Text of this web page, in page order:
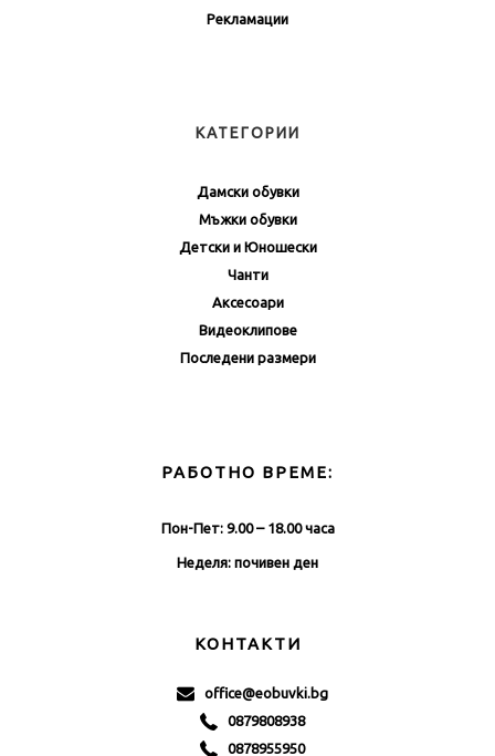
Рекламации
КАТЕГОРИИ
Дамски обувки
Мъжки обувки
Детски и Юношески
Чанти
Аксесоари
Видеоклипове
Последени размери
РАБОТНО ВРЕМЕ:
Пон-Пет: 9.00 – 18.00 часа
Неделя: почивен ден
КОНТАКТИ
office@eobuvki.bg
0879808938
0878955950